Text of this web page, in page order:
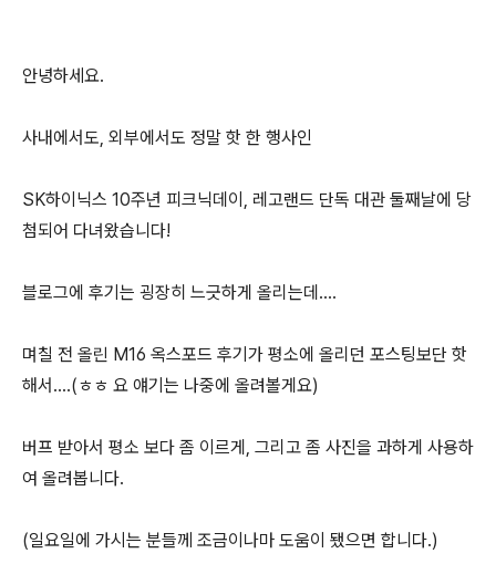
안녕하세요.
사내에서도, 외부에서도 정말 핫 한 행사인
SK하이닉스 10주년 피크닉데이, 레고랜드 단독 대관 둘째날에 당
첨되어 다녀왔습니다!
블로그에 후기는 굉장히 느긋하게 올리는데....
며칠 전 올린 M16 옥스포드 후기가 평소에 올리던 포스팅보단 핫
해서....(ㅎㅎ 요 얘기는 나중에 올려볼게요)
버프 받아서 평소 보다 좀 이르게, 그리고 좀 사진을 과하게 사용하
여 올려봅니다.
(일요일에 가시는 분들께 조금이나마 도움이 됐으면 합니다.)